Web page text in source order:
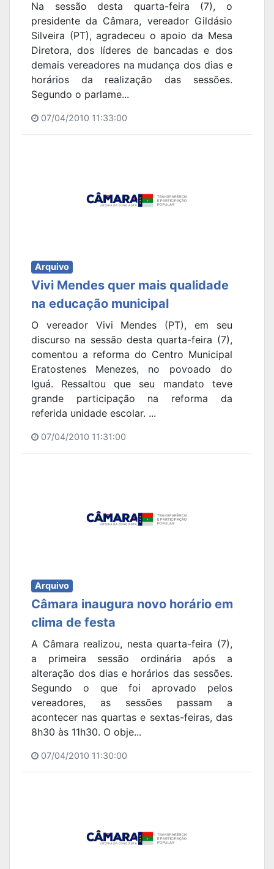
Na sessão desta quarta-feira (7), o
presidente da Câmara, vereador Gildásio
Silveira (PT), agradeceu o apoio da Mesa
Diretora, dos líderes de bancadas e dos
demais vereadores na mudança dos dias e
horários da realização das sessões.
Segundo o parlame...
07/04/2010 11:33:00
Arquivo
Vivi Mendes quer mais qualidade
na educação municipal
O vereador Vivi Mendes (PT), em seu
discurso na sessão desta quarta-feira (7),
comentou a reforma do Centro Municipal
Eratostenes Menezes, no povoado do
Iguá. Ressaltou que seu mandato teve
grande participação na reforma da
referida unidade escolar. ...
07/04/2010 11:31:00
Arquivo
Câmara inaugura novo horário em
clima de festa
A Câmara realizou, nesta quarta-feira (7),
a primeira sessão ordinária após a
alteração dos dias e horários das sessões.
Segundo o que foi aprovado pelos
vereadores, as sessões passam a
acontecer nas quartas e sextas-feiras, das
8h30 às 11h30. O obje...
07/04/2010 11:30:00